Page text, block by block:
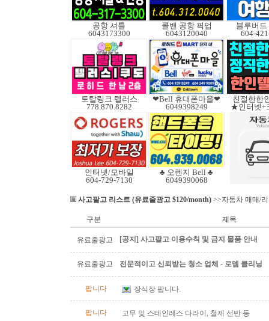
공항 셔틀
6043173300
콜밴 공항 픽업
6043120040
블루버드
604-
토탈링크 텔러스
778.870.8282
❤Bell 휴대폰마을❤
6049398249
친절한한
★인터넷+
인터넷/모바일
604-729-7130
♣ 오렌지 Bell ♣
6049390068
사고팔고 리스트 (유료줄광고 $120/month) >>자동차 매매/
구분 제목
유료줄광고 [공지] 사고팔고 이용수칙 및 금지 물품 안내
유료줄광고 전문적이고 신뢰받는 청소 업체 - 로뎀 클리닝
팝니다 장식장 팝니다.
팝니다 고무 및 스테인레스 다라이, 철제 선반 등